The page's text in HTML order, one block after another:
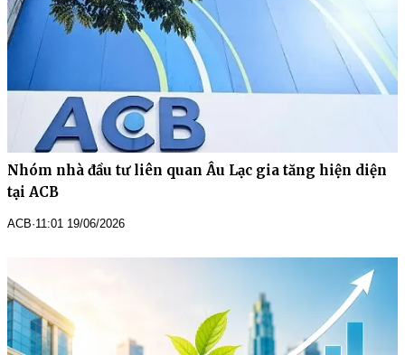
Nhóm nhà đầu tư liên quan Âu Lạc gia tăng hiện diện
tại ACB
ACB·11:01 19/06/2026